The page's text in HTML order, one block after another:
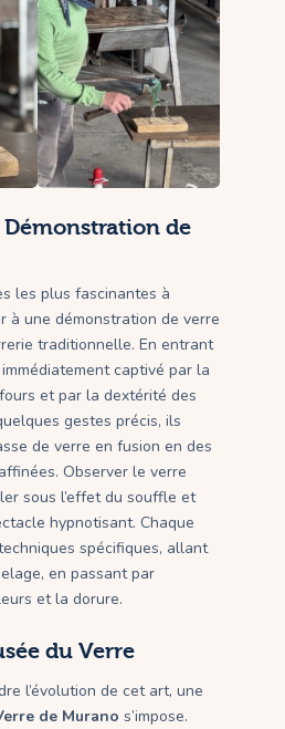
Démonstration de
les plus fascinantes à
à une démonstration de verre
traditionnelle. En entrant
captivé par la
et par la dextérité des
gestes précis, ils
de verre en fusion en des
Observer le verre
sous l’effet du souffle et
hypnotisant. Chaque
spécifiques, allant
en passant par
et la dorure.
du Verre
l’évolution de cet art, une
de Murano s’impose.